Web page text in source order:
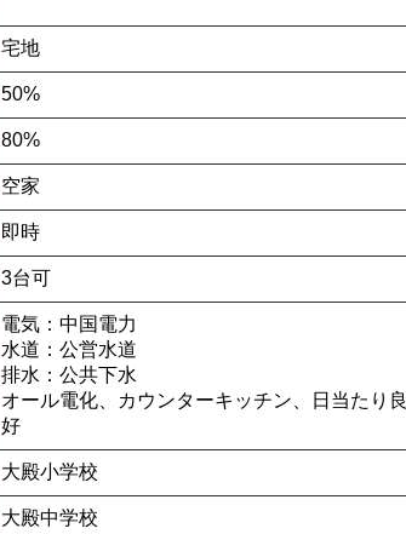
宅地
50%
80%
空家
即時
3台可
電気：中国電力
水道：公営水道
排水：公共下水
オール電化、カウンターキッチン、日当たり良
好
大殿小学校
大殿中学校